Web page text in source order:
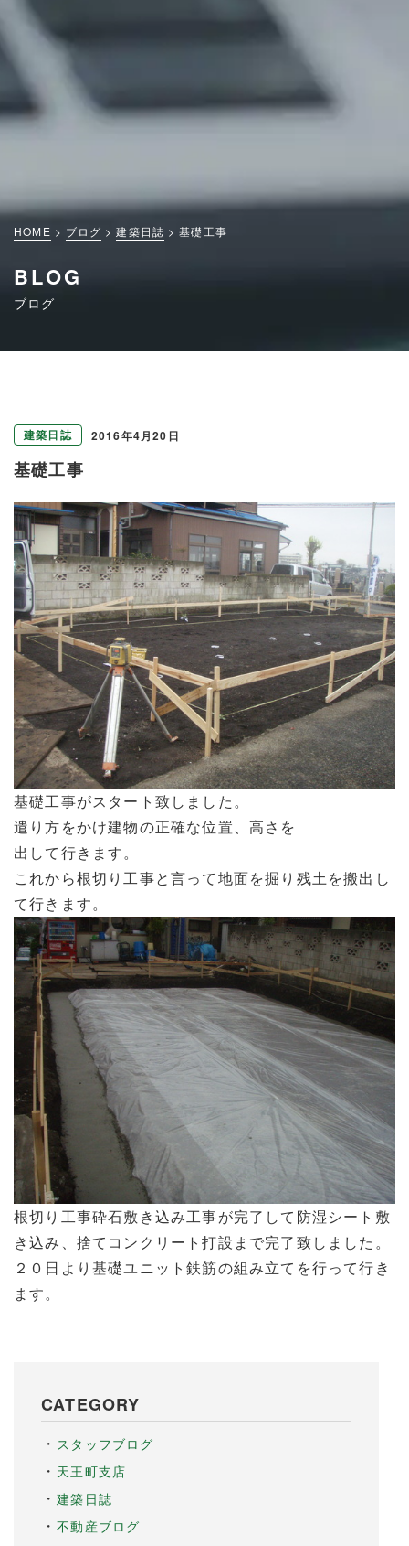
HOME ブログ 建築日誌 基礎工事
BLOG
ブログ
建築日誌 2016年4月20日
基礎工事
基礎工事がスタート致しました。
遣り方をかけ建物の正確な位置、高さを
出して行きます。
これから根切り工事と言って地面を掘り残土を搬出し
て行きます。
根切り工事砕石敷き込み工事が完了して防湿シート敷
き込み、捨てコンクリート打設まで完了致しました。
２０日より基礎ユニット鉄筋の組み立てを行って行き
ます。
CATEGORY
スタッフブログ
天王町支店
建築日誌
不動産ブログ